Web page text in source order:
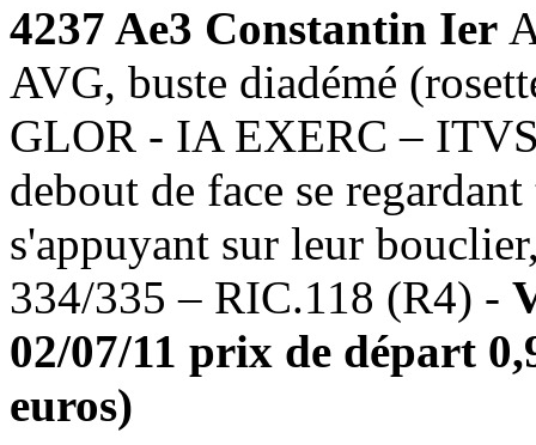
4237 Ae3 Constantin Ier
AVG, buste diadémé
GLOR - IA EXERC –
debout de face se
s'appuyant sur leur
334/335 – RIC.118 (R4) -
02/07/11 prix de départ
euros)